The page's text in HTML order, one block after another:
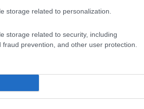
storage related to personalization.
storage related to security, including
prevention, and other user protection.
Az atomerőmű egyetlen